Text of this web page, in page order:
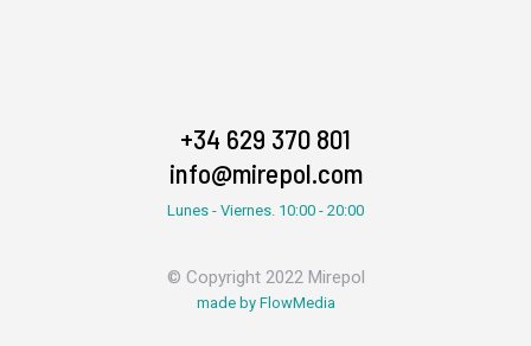
+34 629 370 801
info@mirepol.com
Lunes - Viernes. 10:00 - 20:00
© Copyright 2022 Mirepol
made by FlowMedia